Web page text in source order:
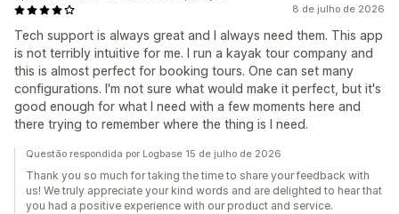
8 de julho de 2026
Tech support is always great and I always need them. This app
is not terribly intuitive for me. I run a kayak tour company and
this is almost perfect for booking tours. One can set many
configurations. I'm not sure what would make it perfect, but it's
good enough for what I need with a few moments here and
there trying to remember where the thing is I need.
Questão respondida por Logbase 15 de julho de 2026
Thank you so much for taking the time to share your feedback with
us! We truly appreciate your kind words and are delighted to hear that
you had a positive experience with our product and service.